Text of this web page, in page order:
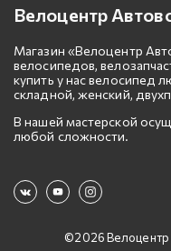
Велоцентр
Магазин «Велоцентр
велосипедов,
купить у нас велосипед
складной, женский,
В нашей мастерской
любой сложности.
©2026 Велоцентр